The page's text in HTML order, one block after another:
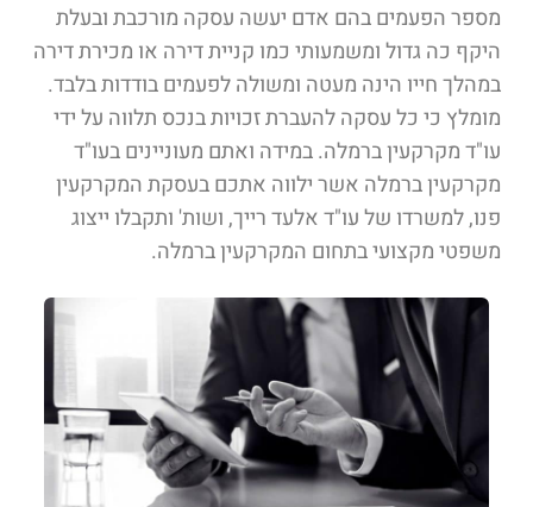
מספר הפעמים בהם אדם יעשה עסקה מורכבת ובעלת
היקף כה גדול ומשמעותי כמו קניית דירה או מכירת דירה
במהלך חייו הינה מעטה ומשולה לפעמים בודדות בלבד.
מומלץ כי כל עסקה להעברת זכויות בנכס תלווה על ידי
עו"ד מקרקעין ברמלה. במידה ואתם מעוניינים בעו"ד
מקרקעין ברמלה אשר ילווה אתכם בעסקת המקרקעין
פנו, למשרדו של עו"ד אלעד רייך, ושות' ותקבלו ייצוג
משפטי מקצועי בתחום המקרקעין ברמלה.